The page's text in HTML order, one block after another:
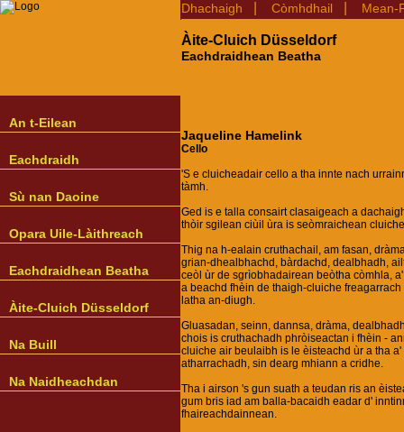
An t-Eilean
Eachdraidh
Sù nan Daoine
Opara Uile-Làithreach
Eachdraidhean Beatha
Àite-Cluich Düsseldorf
Na Buill
Na Naidheachdan
Dhachaigh Còmhdhail Mean-
Àite-Cluich Düsseldorf
Eachdraidhean Beatha
Jaqueline Hamelink
Cello
'S e cluicheadair cello a tha innte nach
tàmh.
Ged is e talla consairt clasaigeach a
thòir sgilean ciùil ùra is seòmraichean
Thig na h-ealain cruthachail, am fasan,
grian-dhealbhachd, bàrdachd, dealbhadh,
ceòl ùr de sgrìobhadairean beòtha còmhla,
a beachd fhèin de thaigh-cluiche
latha an-diugh.
Gluasadan, seinn, dannsa, dràma,
chois is cruthachadh phròiseactan i fhèin -
cluiche air beulaibh is le èisteachd ùr a tha a'
atharrachadh, sin dearg mhiann a cridhe.
Tha i airson 's gun suath a teudan ris an
gum bris iad am balla-bacaidh eadar d'
fhaireachdainnean.